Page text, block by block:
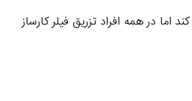
اما در همه افراد تزریق فیلر کارساز